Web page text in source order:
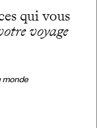
qui vous
voyage
monde